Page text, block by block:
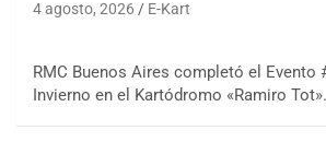
4 agosto, 2026 E-Kart
RMC Buenos Aires completó el Evento
Invierno en el Kartódromo «Ramiro